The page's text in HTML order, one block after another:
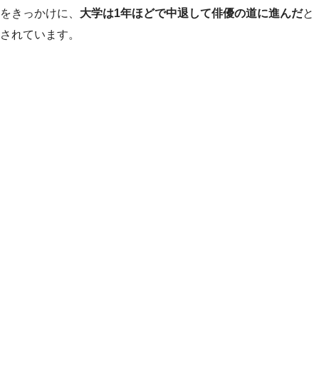
をきっかけに、 大学は1年ほどで中退して俳優の道に進んだと
されています。